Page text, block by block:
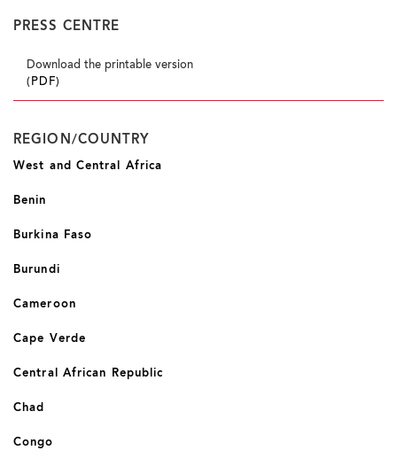
PRESS CENTRE
Download the printable version
(PDF)
REGION/COUNTRY
West and Central Africa
Benin
Burkina Faso
Burundi
Cameroon
Cape Verde
Central African Republic
Chad
Congo